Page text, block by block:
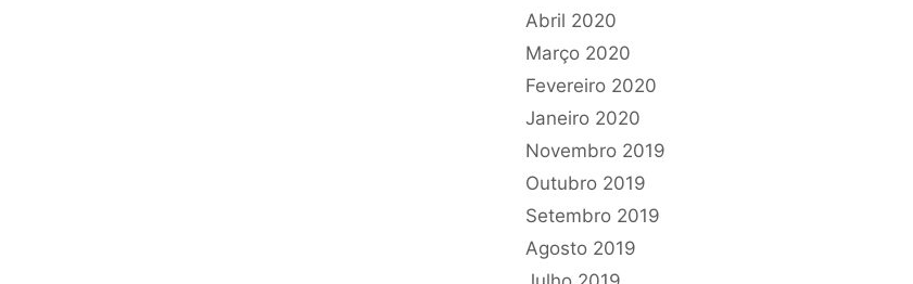
Abril 2020
Março 2020
Fevereiro 2020
Janeiro 2020
Novembro 2019
Outubro 2019
Setembro 2019
Agosto 2019